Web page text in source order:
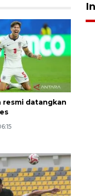
resmi datangkan